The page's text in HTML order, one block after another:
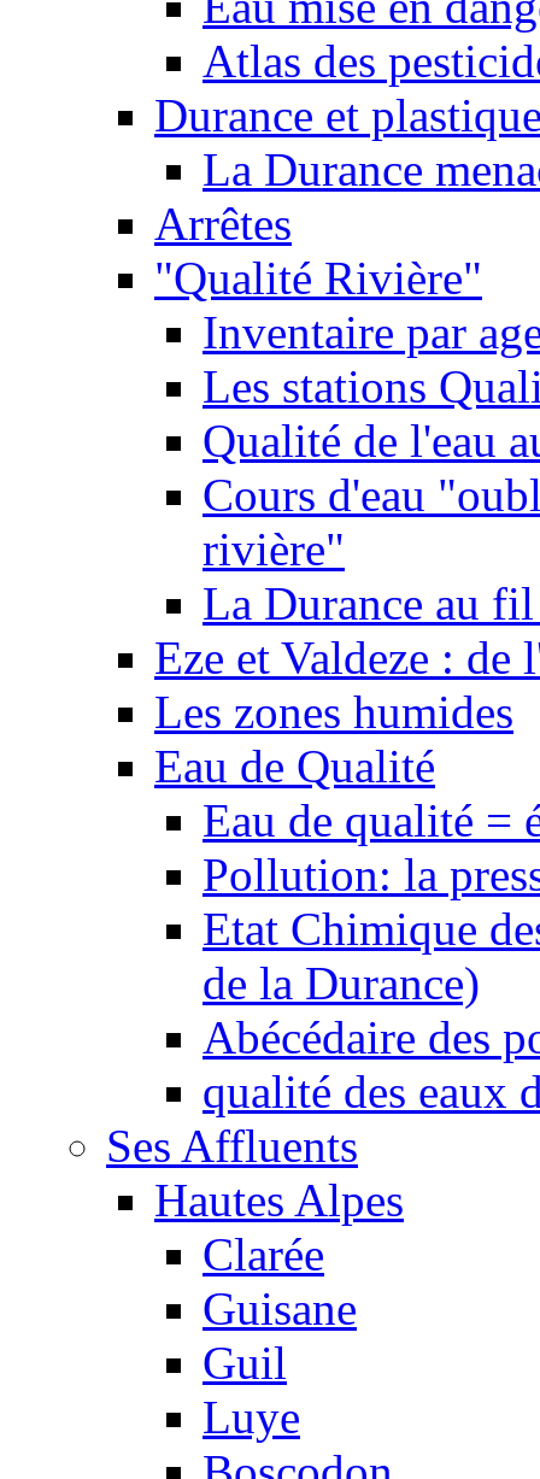
Atlas des
Durance et
La Durance
Arrêtes
"Qualité Rivière"
Inventaire par
Les stations
Qualité de l'eau
Cours d'eau
rivière"
La Durance au
Eze et Valdeze : de
Les zones humides
Eau de Qualité
Eau de qualité =
Pollution: la
Etat Chimique
de la Durance)
Abécédaire des
qualité des eaux
Ses Affluents
Hautes Alpes
Clarée
Guisane
Guil
Luye